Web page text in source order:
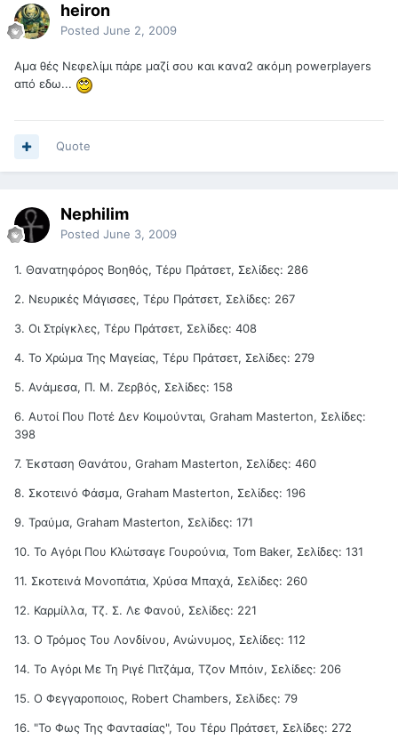
heiron
Posted June 2, 2009
Αμα θές Νεφελίμι πάρε μαζί σου και κανα2 ακόμη powerplayers
από εδω...
Quote
Nephilim
Posted June 3, 2009
1. Θανατηφόρος Βοηθός, Τέρυ Πράτσετ, Σελίδες: 286
2. Νευρικές Μάγισσες, Τέρυ Πράτσετ, Σελίδες: 267
3. Οι Στρίγκλες, Τέρυ Πράτσετ, Σελίδες: 408
4. Το Χρώμα Της Μαγείας, Τέρυ Πράτσετ, Σελίδες: 279
5. Ανάμεσα, Π. Μ. Ζερβός, Σελίδες: 158
6. Αυτοί Που Ποτέ Δεν Κοιμούνται, Graham Masterton, Σελίδες:
398
7. Έκσταση Θανάτου, Graham Masterton, Σελίδες: 460
8. Σκοτεινό Φάσμα, Graham Masterton, Σελίδες: 196
9. Τραύμα, Graham Masterton, Σελίδες: 171
10. Το Αγόρι Που Κλώτσαγε Γουρούνια, Tom Baker, Σελίδες: 131
11. Σκοτεινά Μονοπάτια, Χρύσα Μπαχά, Σελίδες: 260
12. Καρμίλλα, Τζ. Σ. Λε Φανού, Σελίδες: 221
13. Ο Τρόμος Του Λονδίνου, Ανώνυμος, Σελίδες: 112
14. To Αγόρι Με Τη Ριγέ Πιτζάμα, Τζον Μπόιν, Σελίδες: 206
15. Ο Φεγγαροποιος, Robert Chambers, Σελίδες: 79
16. "Το Φως Της Φαντασίας", Του Τέρυ Πράτσετ, Σελίδες: 272